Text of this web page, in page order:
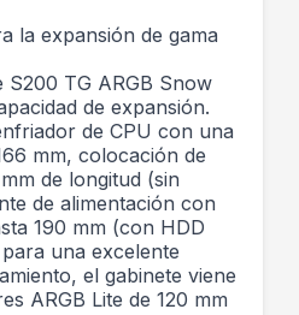
la expansión de gama
S200 TG ARGB Snow
de expansión.
de CPU con una
mm, colocación de
de longitud (sin
de alimentación con
190 mm (con HDD
una excelente
el gabinete viene
ARGB Lite de 120 mm